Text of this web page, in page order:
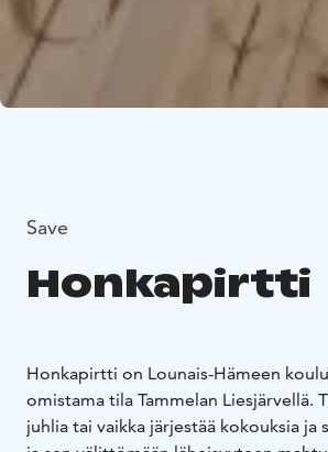
Save
Honkapirtti
Honkapirtti on Lounais-Hämeen
omistama tila Tammelan Liesjärvellä.
juhlia tai vaikka järjestää kokouksia ja